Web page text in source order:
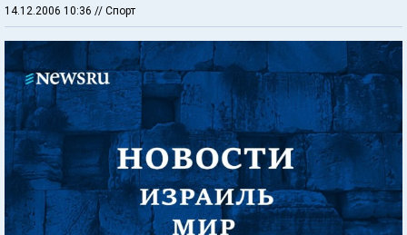
14.12.2006 10:36 // Спорт